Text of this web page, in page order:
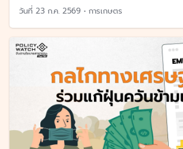
วันที่ 23 ก.ค. 2569 • การเกษตร